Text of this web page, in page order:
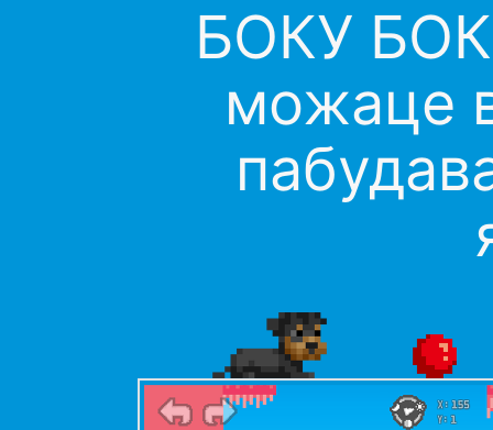
БОКУ
можаце